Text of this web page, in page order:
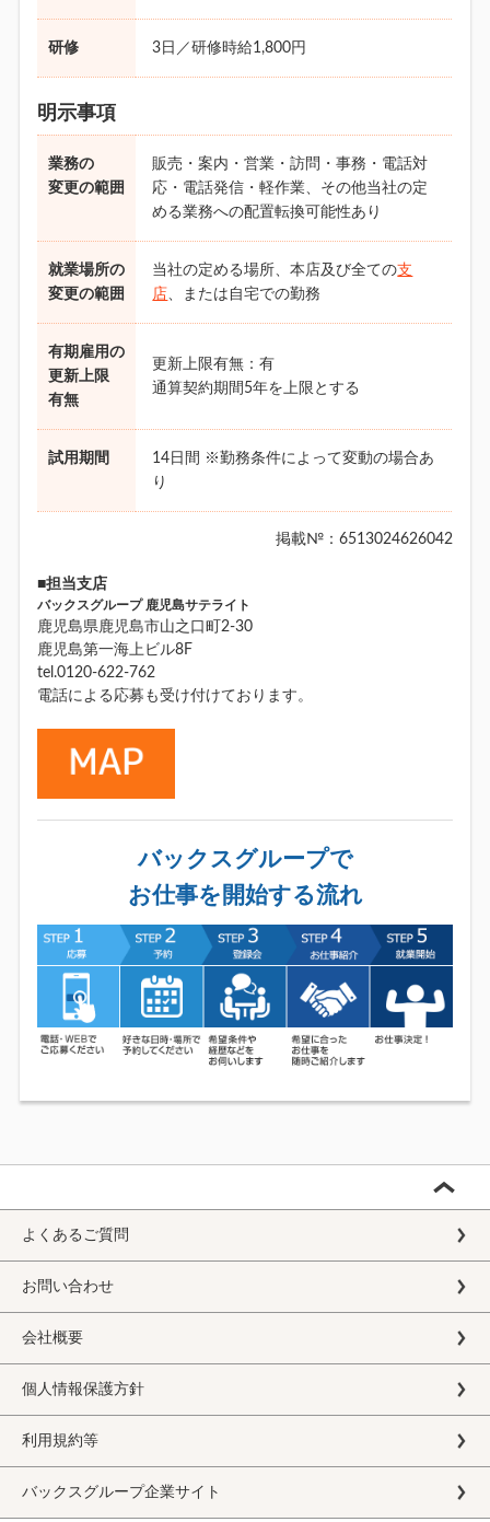
研修 3日／研修時給1,800円
明示事項
業務の
変更の範囲
販売・案内・営業・訪問・事務・電話対
応・電話発信・軽作業、その他当社の定
める業務への配置転換可能性あり
就業場所の
変更の範囲
当社の定める場所、本店及び全ての支
店、または自宅での勤務
有期雇用の
更新上限
有無
更新上限有無：有
通算契約期間5年を上限とする
試用期間
14日間 ※勤務条件によって変動の場合あ
り
掲載№：6513024626042
■担当支店
バックスグループ 鹿児島サテライト
鹿児島県鹿児島市山之口町2-30
鹿児島第一海上ビル8F
tel.0120-622-762
電話による応募も受け付けております。
バックスグループで
お仕事を開始する流れ
よくあるご質問
お問い合わせ
会社概要
個人情報保護方針
利用規約等
バックスグループ企業サイト